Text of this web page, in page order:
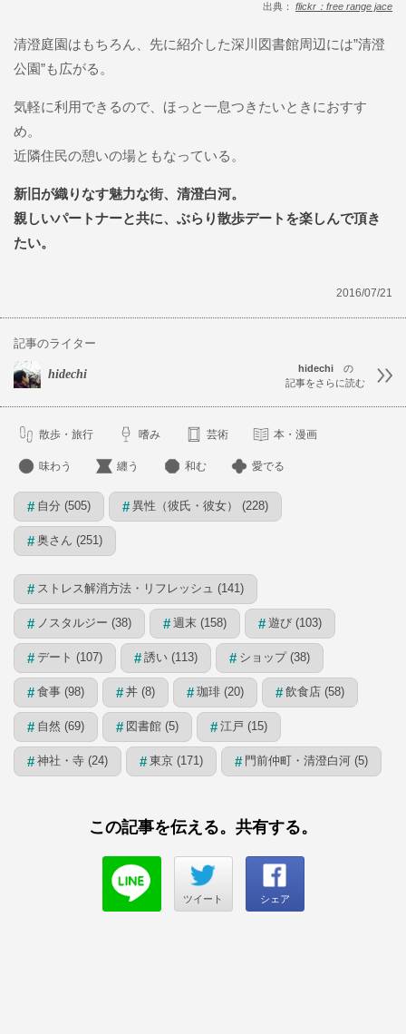
出典： flickr：free range jace
清澄庭園はもちろん、先に紹介した深川図書館周辺には”清澄
公園”も広がる。
気軽に利用できるので、ほっと一息つきたいときにおすす
め。
近隣住民の憩いの場ともなっている。
新旧が織りなす魅力な街、清澄白河。
親しいパートナーと共に、ぶらり散歩デートを楽しんで頂き
たい。
2016/07/21
記事のライター
hidechi hidechiの
記事をさらに読む
散歩・旅行 嗜み 芸術 本・漫画
味わう 纏う 和む 愛でる
# 自分 (505) # 異性（彼氏・彼女） (228)
# 奥さん (251)
# ストレス解消方法・リフレッシュ (141)
# ノスタルジー (38) # 週末 (158) # 遊び (103)
# デート (107) # 誘い (113) # ショップ (38)
# 食事 (98) # 丼 (8) # 珈琲 (20) # 飲食店 (58)
# 自然 (69) # 図書館 (5) # 江戸 (15)
# 神社・寺 (24) # 東京 (171) # 門前仲町・清澄白河 (5)
この記事を伝える。共有する。
ツイート シェア